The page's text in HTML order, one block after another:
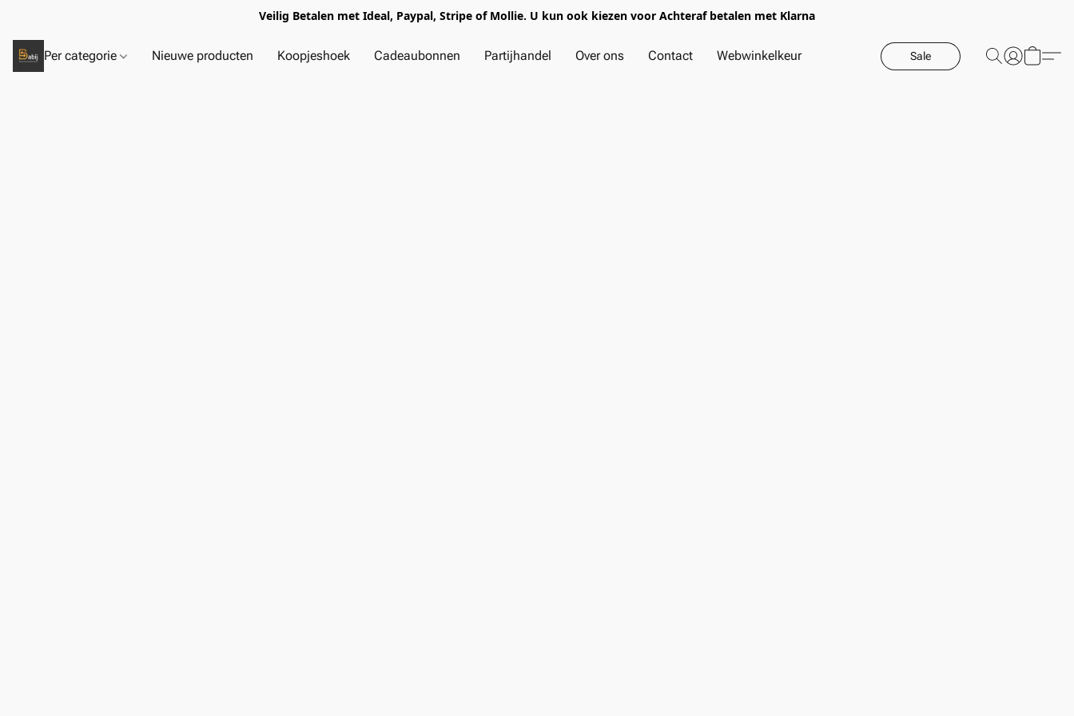
Veilig Betalen met Ideal, Paypal, Stripe of Mollie. U kun ook kiezen voor Achteraf betalen met Klarna
Per categorie Nieuwe producten Koopjeshoek Cadeaubonnen Partijhandel Over ons Contact Webwinkelkeur Sale